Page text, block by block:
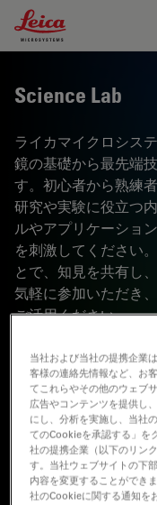
Leica Microsystems
Science Lab
ライカマイクロシス
鏡の基礎から最先端
す。初心者から熟練
研究や実験に役立つ
ルやアプリケーショ
を刺激してください
とで、知見を共有し
気軽に参加いただき
ご活用ください。
当社および当社の提携企業
客様の連絡先情報など、お
てこれらやその他のウェブ
広告やコンテンツを提供し
にし、分析を実施し、当社
てのCookieを承認する」を
社の提携企業（以下のリン
す。当社ウェブサイトの下
内容を変更することができ
社のCookieに関する通知を